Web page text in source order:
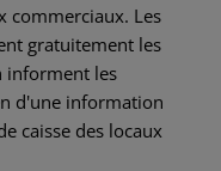
commerciaux. Les
gratuitement les
informent les
d'une information
caisse des locaux